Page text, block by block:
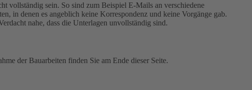
vollständig sein. So sind zum Beispiel E-Mails an verschiedene
in denen es angeblich keine Korrespondenz und keine Vorgänge gab.
nahe, dass die Unterlagen unvollständig sind.
der Bauarbeiten finden Sie am Ende dieser Seite.